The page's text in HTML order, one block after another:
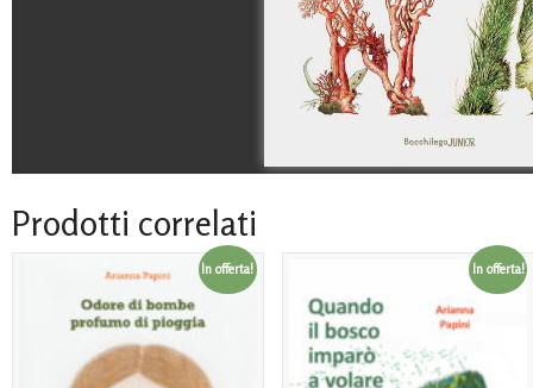
Prodotti correlati
In offerta! In offerta!